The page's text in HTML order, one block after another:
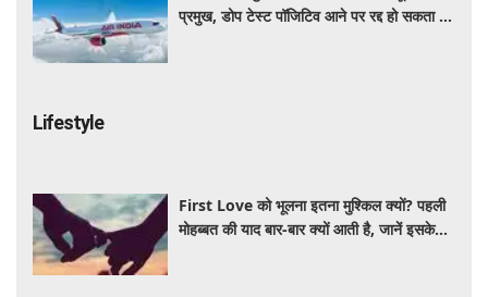
प्रमुख, डोप टेस्ट पॉजिटिव आने पर रद्द हो सकता है
Lifestyle
First Love को भूलना इतना मुश्किल क्यों? पहली
मोहब्बत की याद बार-बार क्यों आती है, जानें इसके